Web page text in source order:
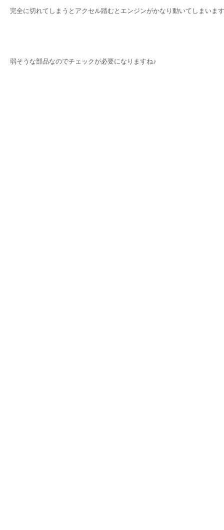
完全に切れてしまうとアクセル踏むとエンジンがかなり動いてしまいます
弱そうな部品なのでチェックが必要になりますね♪